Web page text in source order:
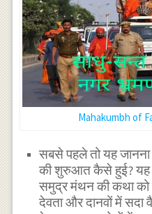
Mahakumbh of
सबसे पहले तो यह जानना
की शुरुआत कैसे हुई? यह
समुद्र मंथन की कथा
देवता और दानवों में